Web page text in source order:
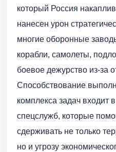
который Россия
нанесен урон
многие оборонные
корабли, самолеты,
боевое дежурство из-за
Способствование
комплекса задач входит
спецслужб, которые
сдерживать не только
но и угрозу